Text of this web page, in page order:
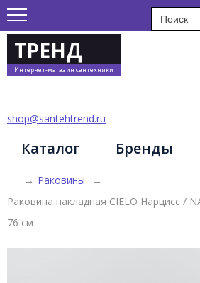
ТРЕНД
Интернет-магазин сантехники
shop@santehtrend.ru
Каталог Бренды
→ Раковины
→
Раковина накладная CIELO Нарцисс /
76 см